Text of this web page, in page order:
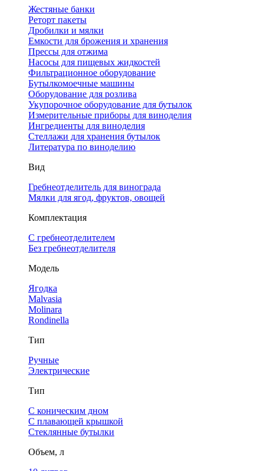
Жестяные банки
Реторт пакеты
Дробилки и мялки
Емкости для брожения и хранения
Прессы для отжима
Насосы для пищевых жидкостей
Фильтрационное оборудование
Бутылкомоечные машины
Оборудование для розлива
Укупорочное оборудование для бутылок
Измерительные приборы для виноделия
Ингредиенты для виноделия
Стеллажи для хранения бутылок
Литература по виноделию
Вид
Гребнеотделитель для винограда
Мялки для ягод, фруктов, овощей
Комплектация
С гребнеотделителем
Без гребнеотделителя
Модель
Ягодка
Malvasia
Molinara
Rondinella
Тип
Ручные
Электрические
Тип
С коническим дном
С плавающей крышкой
Стеклянные бутылки
Объем, л